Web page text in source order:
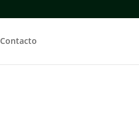
Contacto